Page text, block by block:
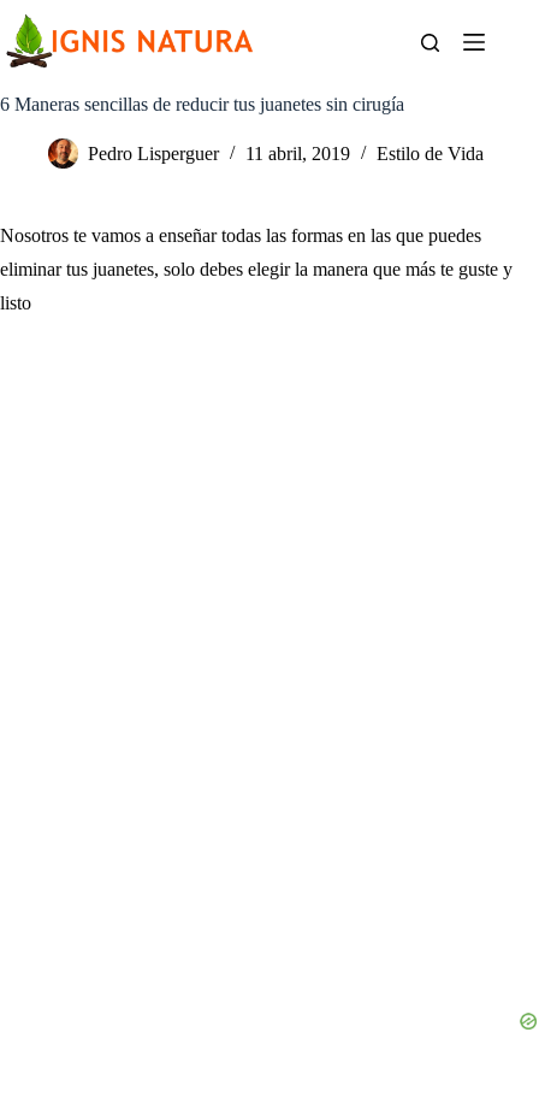
contenido
6 Maneras sencillas de reducir tus juanetes sin cirugía
Pedro Lisperguer 11 abril, 2019 Estilo de Vida
Nosotros te vamos a enseñar todas las formas en las que puedes
eliminar tus juanetes, solo debes elegir la manera que más te guste y
listo